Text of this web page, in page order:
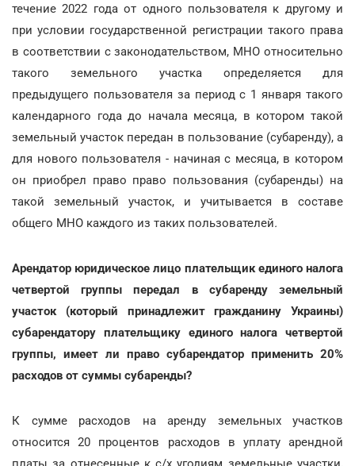
течение 2022 года от одного пользователя к другому и
при условии государственной регистрации такого права
в соответствии с законодательством, МНО относительно
такого земельного участка определяется для
предыдущего пользователя за период с 1 января такого
календарного года до начала месяца, в котором такой
земельный участок передан в пользование (субаренду), а
для нового пользователя - начиная с месяца, в котором
он приобрел право право пользования (субаренды) на
такой земельный участок, и учитывается в составе
общего МНО каждого из таких пользователей.
Арендатор юридическое лицо плательщик единого налога
четвертой группы передал в субаренду земельный
участок (который принадлежит гражданину Украины)
субарендатору плательщику единого налога четвертой
группы, имеет ли право субарендатор применить 20%
расходов от суммы субаренды?
К сумме расходов на аренду земельных участков
относится 20 процентов расходов в уплату арендной